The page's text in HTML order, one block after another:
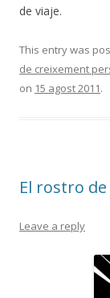
de viaje.
This entry was
de creixement
on 15 agost 2011.
El rostro
Leave a reply